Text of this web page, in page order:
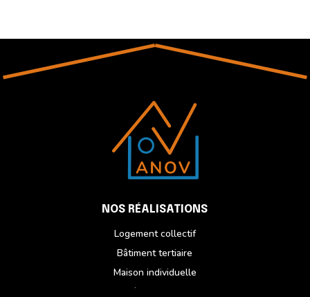
NOS RÉALISATIONS
Logement collectif
Bâtiment tertiaire
Maison individuelle
Réhabilitation